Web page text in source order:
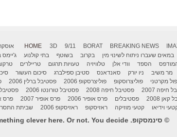
HOME 3D 9/11 BORAT BREAKING NEWS אוסקר
במאים שעברו ניתוח לשינוי מין בקרוב בשוטף בתי קולנוע ג'יימס
הספד וודי אלן טלוויזיה טעויות תרגום טריילרים
מר משיב ניו יורק סאנדאנס סטיבן ספילברג סיכום העשור
פול מקרטני פוליצרוסקופ פוליצרסקופ 2006 פסטיבל ברלין 2006
חיפה 2007 פסטיבל חיפה 2008 פסטיבל טורונטו 2006 פסטיבל
2008 פסטיבלים פרס אופיר 2006 פרס אופיר 2007 פרס
וידיאו קטעי מוזיקה ראזיסקופ ראזיסקופ 2006 שביתת
© סינמסקופ. Say something clever here. Or not. You decide.